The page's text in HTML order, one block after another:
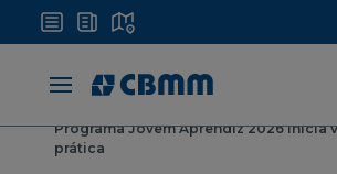
Programa Jovem Aprendiz 2026 inicia
prática